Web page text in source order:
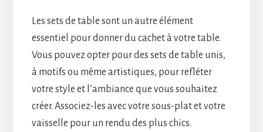
Les sets de table sont un autre élément
essentiel pour donner du cachet à votre table.
Vous pouvez opter pour des sets de table unis,
à motifs ou même artistiques, pour refléter
votre style et l’ambiance que vous souhaitez
créer. Associez-les avec votre sous-plat et votre
vaisselle pour un rendu des plus chics.